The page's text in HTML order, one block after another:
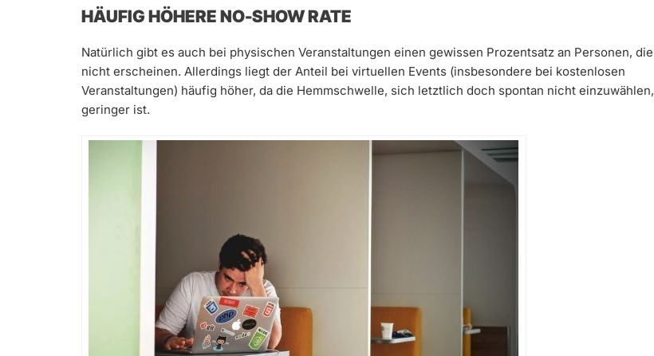
HÄUFIG HÖHERE NO-SHOW RATE
Natürlich gibt es auch bei physischen Veranstaltungen einen gewissen Prozentsatz an Personen, die
nicht erscheinen. Allerdings liegt der Anteil bei virtuellen Events (insbesondere bei kostenlosen
Veranstaltungen) häufig höher, da die Hemmschwelle, sich letztlich doch spontan nicht einzuwählen,
geringer ist.